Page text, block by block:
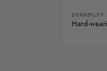
DURABILITY
Hard-